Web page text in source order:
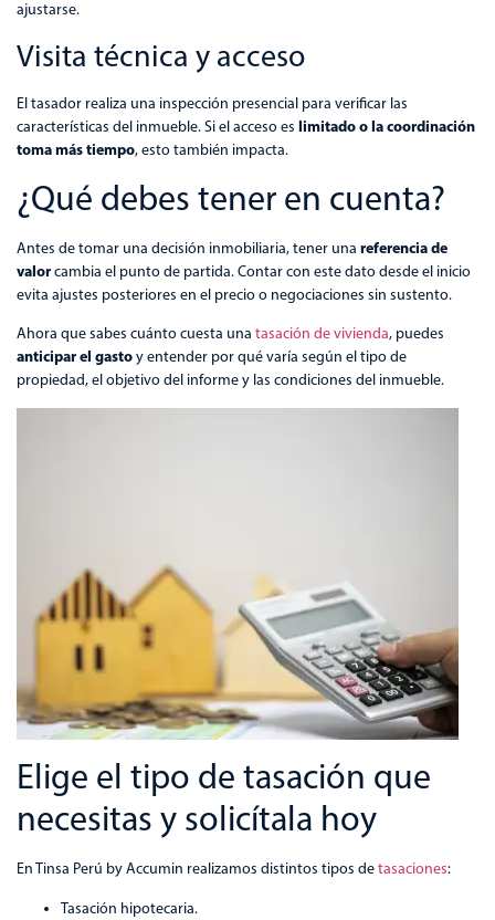
ajustarse.
Visita técnica y acceso
El tasador realiza una inspección presencial para verificar las
características del inmueble. Si el acceso es limitado o la coordinación
toma más tiempo, esto también impacta.
¿Qué debes tener en cuenta?
Antes de tomar una decisión inmobiliaria, tener una referencia de
valorcambia el punto de partida. Contar con este dato desde el inicio
evita ajustes posteriores en el precio o negociaciones sin sustento.
Ahora que sabes cuánto cuesta una tasación de vivienda, puedes
anticipar el gastoy entender por qué varía según el tipo de
propiedad, el objetivo del informe y las condiciones del inmueble.
Elige el tipo de tasación que
necesitas y solicítala hoy
En Tinsa Perú by Accumin realizamos distintos tipos detasaciones:
Tasación hipotecaria.